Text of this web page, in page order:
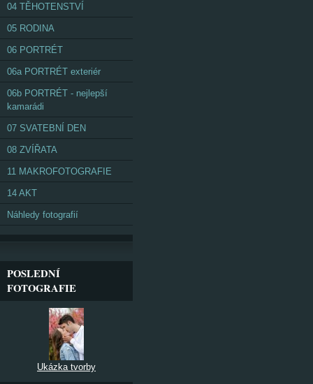
04 TĚHOTENSTVÍ
05 RODINA
06 PORTRÉT
06a PORTRÉT exteriér
06b PORTRÉT - nejlepší
kamarádi
07 SVATEBNÍ DEN
08 ZVÍŘATA
11 MAKROFOTOGRAFIE
14 AKT
Náhledy fotografií
POSLEDNÍ
FOTOGRAFIE
Ukázka tvorby